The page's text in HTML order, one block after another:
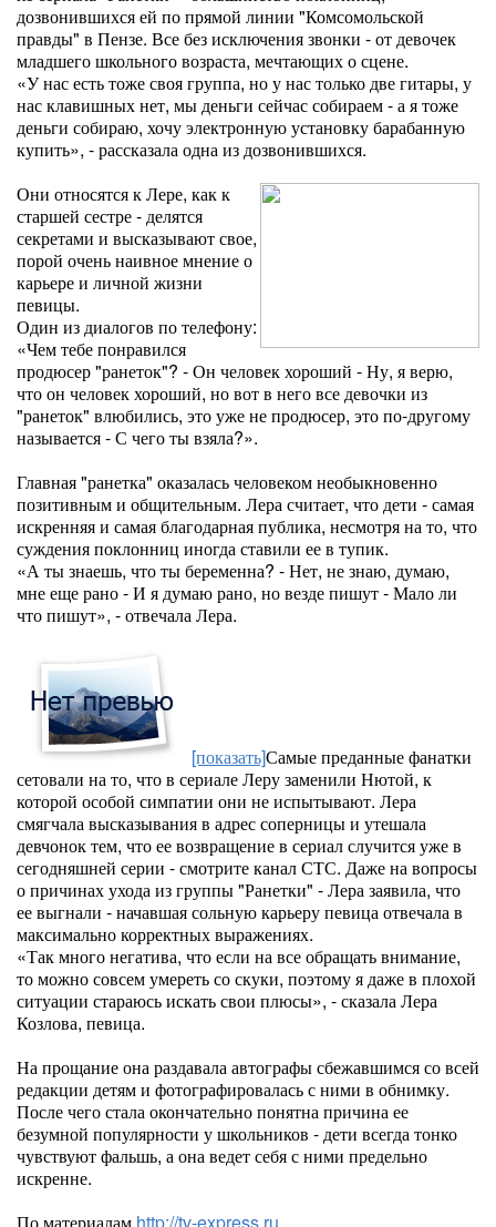
дозвонившихся ей по прямой линии "Комсомольской
правды" в Пензе. Все без исключения звонки - от девочек
младшего школьного возраста, мечтающих о сцене.
«У нас есть тоже своя группа, но у нас только две гитары, у
нас клавишных нет, мы деньги сейчас собираем - а я тоже
деньги собираю, хочу электронную установку барабанную
купить», - рассказала одна из дозвонившихся.
Они относятся к Лере, как к
старшей сестре - делятся
секретами и высказывают свое,
порой очень наивное мнение о
карьере и личной жизни
певицы.
Один из диалогов по телефону:
«Чем тебе понравился
продюсер "ранеток"? - Он человек хороший - Ну, я верю,
что он человек хороший, но вот в него все девочки из
"ранеток" влюбились, это уже не продюсер, это по-другому
называется - С чего ты взяла?».
Главная "ранетка" оказалась человеком необыкновенно
позитивным и общительным. Лера считает, что дети - самая
искренняя и самая благодарная публика, несмотря на то, что
суждения поклонниц иногда ставили ее в тупик.
«А ты знаешь, что ты беременна? - Нет, не знаю, думаю,
мне еще рано - И я думаю рано, но везде пишут - Мало ли
что пишут», - отвечала Лера.
[показать]Самые преданные фанатки
сетовали на то, что в сериале Леру заменили Нютой, к
которой особой симпатии они не испытывают. Лера
смягчала высказывания в адрес соперницы и утешала
девчонок тем, что ее возвращение в сериал случится уже в
сегодняшней серии - смотрите канал СТС. Даже на вопросы
о причинах ухода из группы "Ранетки" - Лера заявила, что
ее выгнали - начавшая сольную карьеру певица отвечала в
максимально корректных выражениях.
«Так много негатива, что если на все обращать внимание,
то можно совсем умереть со скуки, поэтому я даже в плохой
ситуации стараюсь искать свои плюсы», - сказала Лера
Козлова, певица.
На прощание она раздавала автографы сбежавшимся со всей
редакции детям и фотографировалась с ними в обнимку.
После чего стала окончательно понятна причина ее
безумной популярности у школьников - дети всегда тонко
чувствуют фальшь, а она ведет себя с ними предельно
искренне.